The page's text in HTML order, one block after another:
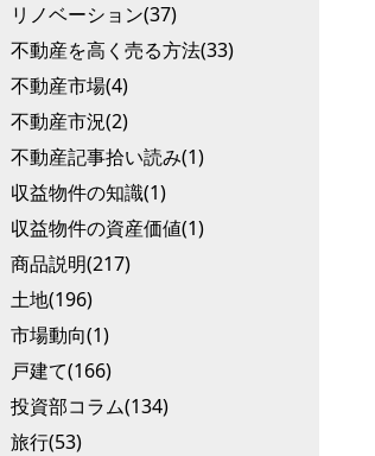
リノベーション(37)
不動産を高く売る方法(33)
不動産市場(4)
不動産市況(2)
不動産記事拾い読み(1)
収益物件の知識(1)
収益物件の資産価値(1)
商品説明(217)
土地(196)
市場動向(1)
戸建て(166)
投資部コラム(134)
旅行(53)